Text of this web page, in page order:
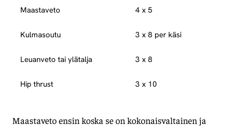
Maastaveto 4 x 5
Kulmasoutu 3 x 8 per käsi
Leuanveto tai ylätalja 3 x 8
Hip thrust 3 x 10
Maastaveto ensin koska se on kokonaisvaltainen ja